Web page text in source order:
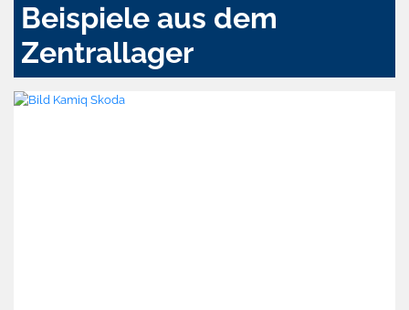
Beispiele aus dem
Zentrallager